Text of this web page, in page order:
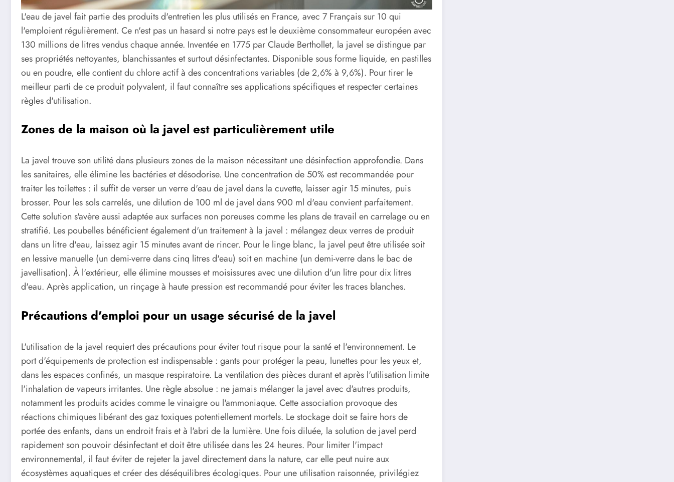
L'eau de javel fait partie des produits d'entretien les plus utilisés en France, avec 7 Français sur 10 qui
l'emploient régulièrement. Ce n'est pas un hasard si notre pays est le deuxième consommateur européen avec
130 millions de litres vendus chaque année. Inventée en 1775 par Claude Berthollet, la javel se distingue par
ses propriétés nettoyantes, blanchissantes et surtout désinfectantes. Disponible sous forme liquide, en pastilles
ou en poudre, elle contient du chlore actif à des concentrations variables (de 2,6% à 9,6%). Pour tirer le
meilleur parti de ce produit polyvalent, il faut connaître ses applications spécifiques et respecter certaines
règles d'utilisation.
Zones de la maison où la javel est particulièrement utile
La javel trouve son utilité dans plusieurs zones de la maison nécessitant une désinfection approfondie. Dans
les sanitaires, elle élimine les bactéries et désodorise. Une concentration de 50% est recommandée pour
traiter les toilettes : il suffit de verser un verre d'eau de javel dans la cuvette, laisser agir 15 minutes, puis
brosser. Pour les sols carrelés, une dilution de 100 ml de javel dans 900 ml d'eau convient parfaitement.
Cette solution s'avère aussi adaptée aux surfaces non poreuses comme les plans de travail en carrelage ou en
stratifié. Les poubelles bénéficient également d'un traitement à la javel : mélangez deux verres de produit
dans un litre d'eau, laissez agir 15 minutes avant de rincer. Pour le linge blanc, la javel peut être utilisée soit
en lessive manuelle (un demi-verre dans cinq litres d'eau) soit en machine (un demi-verre dans le bac de
javellisation). À l'extérieur, elle élimine mousses et moisissures avec une dilution d'un litre pour dix litres
d'eau. Après application, un rinçage à haute pression est recommandé pour éviter les traces blanches.
Précautions d'emploi pour un usage sécurisé de la javel
L'utilisation de la javel requiert des précautions pour éviter tout risque pour la santé et l'environnement. Le
port d'équipements de protection est indispensable : gants pour protéger la peau, lunettes pour les yeux et,
dans les espaces confinés, un masque respiratoire. La ventilation des pièces durant et après l'utilisation limite
l'inhalation de vapeurs irritantes. Une règle absolue : ne jamais mélanger la javel avec d'autres produits,
notamment les produits acides comme le vinaigre ou l'ammoniaque. Cette association provoque des
réactions chimiques libérant des gaz toxiques potentiellement mortels. Le stockage doit se faire hors de
portée des enfants, dans un endroit frais et à l'abri de la lumière. Une fois diluée, la solution de javel perd
rapidement son pouvoir désinfectant et doit être utilisée dans les 24 heures. Pour limiter l'impact
environnemental, il faut éviter de rejeter la javel directement dans la nature, car elle peut nuire aux
écosystèmes aquatiques et créer des déséquilibres écologiques. Pour une utilisation raisonnée, privilégiez